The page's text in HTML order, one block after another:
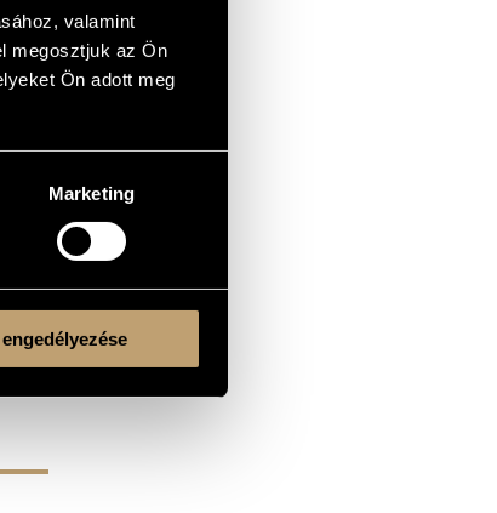
valamint
megosztjuk az Ön
Ön adott meg
Marketing